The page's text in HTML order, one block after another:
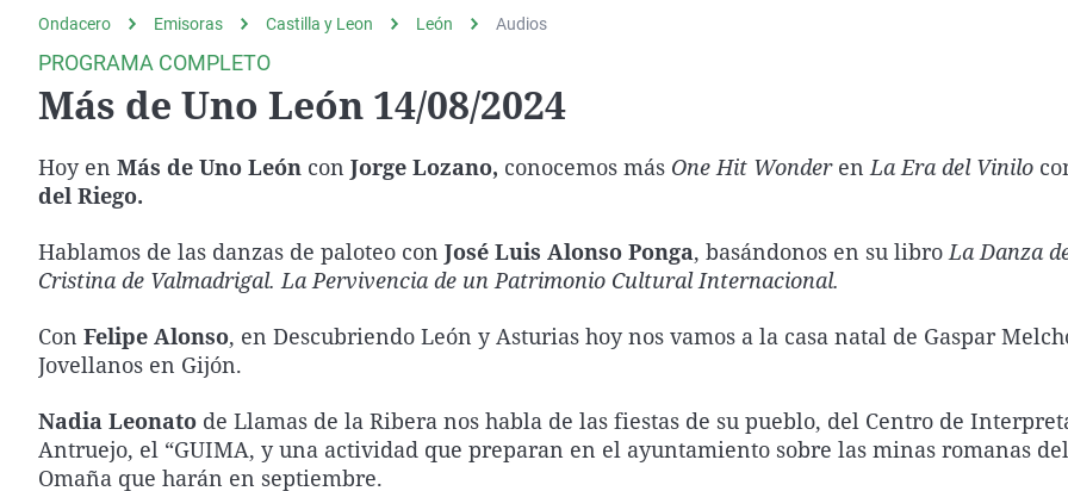
gato
Operación Viuda
Negra
Navarra
Ondacero Emisoras Castilla y Leon León Audios
PROGRAMA COMPLETO
Más de Uno León 14/08/2024
Hoy en Más de Uno León con Jorge Lozano, conocemos más One Hit WonderenLa Era del Vinilo
del Riego.
Hablamos de las danzas de paloteo con José Luis Alonso Ponga, basándonos en su libroLa Danza
Cristina de Valmadrigal. La Pervivencia de un Patrimonio Cultural Internacional.
Con Felipe Alonso, en Descubriendo León y Asturias hoy nos vamos a la casa natal de Gaspar
Jovellanos en Gijón.
Nadia Leonato de Llamas de la Ribera nos habla de las fiestas de su pueblo, del Centro de
Antruejo, el “GUIMA, y una actividad que preparan en el ayuntamiento sobre las minas romanas
Omaña que harán en septiembre.